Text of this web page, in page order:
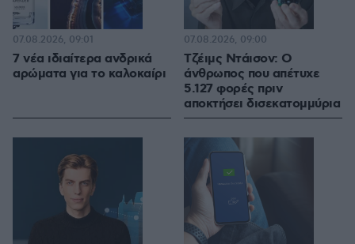
7 νέα ιδιαίτερα ανδρικά
αρώματα για το καλοκαίρι
07.08.2026, 09:01
Τζέιμς Ντάισον: Ο
άνθρωπος που απέτυχε
5.127 φορές πριν
αποκτήσει δισεκατομμύρια
07.08.2026, 09:00